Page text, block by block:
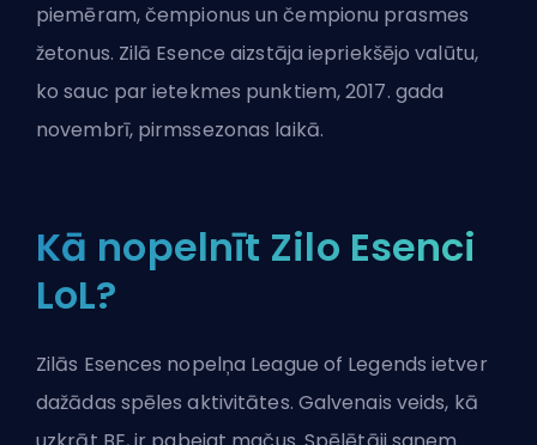
piemēram,čempionus un čempionu prasmes
žetonus. Zilā Esence aizstāja iepriekšējo valūtu,
ko sauc par ietekmes punktiem, 2017. gada
novembrī, pirmssezonas laikā.
Kā nopelnīt Zilo Esenci
LoL?
Zilās Esences nopelņa League of Legends ietver
dažādas spēles aktivitātes. Galvenais veids, kā